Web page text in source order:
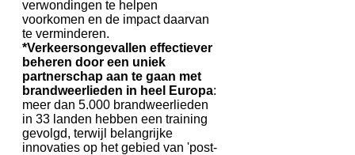
verwondingen te helpen
voorkomen en de impact daarvan
te verminderen.
*Verkeersongevallen effectiever
beheren door een uniek
partnerschap aan te gaan met
brandweerlieden in heel Europa:
meer dan 5.000 brandweerlieden
in 33 landen hebben een training
gevolgd, terwijl belangrijke
innovaties op het gebied van 'post-